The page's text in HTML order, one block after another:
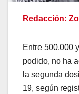
Redacción:
Entre 500.000
podido, no ha
la segunda
19, según